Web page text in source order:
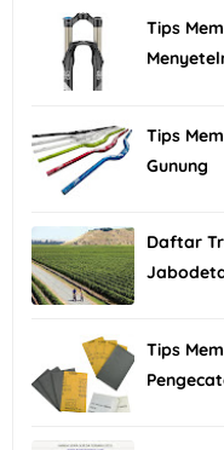
Tips
Tips
Gunung
Daftar
Tips